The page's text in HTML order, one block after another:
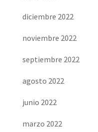
diciembre 2022
noviembre 2022
septiembre 2022
agosto 2022
junio 2022
marzo 2022